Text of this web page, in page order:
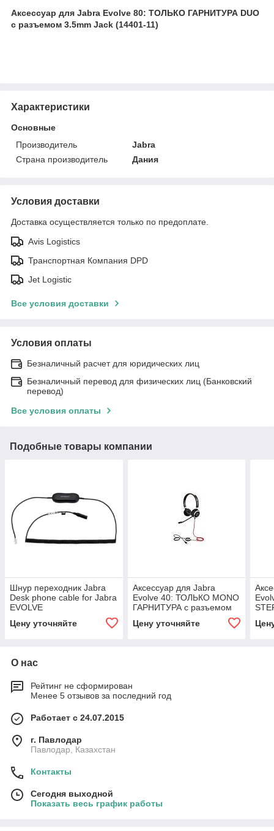
Аксессуар для Jabra Evolve 80: ТОЛЬКО ГАРНИТУРА DUO
с разъемом 3.5mm Jack (14401-11)
Характеристики
Основные
Производитель
Jabra
Страна производитель
Дания
Условия доставки
Доставка осуществляется только по предоплате.
Avis Logistics
Транспортная Компания DPD
Jet Logistic
Все условия доставки
Условия оплаты
Безналичный расчет для юридических лиц
Безналичный перевод для физических лиц (Банковский
перевод)
Все условия оплаты
Подобные товары компании
Шнур переходник Jabra
Desk phone cable for Jabra
EVOLVE
Цену уточняйте
Аксессуар для Jabra
Evolve 40: ТОЛЬКО MONO
ГАРНИТУРА с разъемом
Цену уточняйте
О нас
Рейтинг не сформирован
Менее 5 отзывов за последний год
Работает с 24.07.2015
г. Павлодар
Павлодар, Казахстан
Контакты
Сегодня выходной
Показать весь график работы